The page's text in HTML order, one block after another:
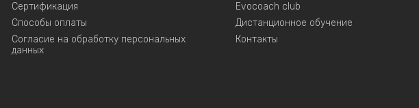
Сертификация
Способы оплаты
Согласие на обработку персональных
данных
Evocoach club
Дистанционное обучение
Контакты